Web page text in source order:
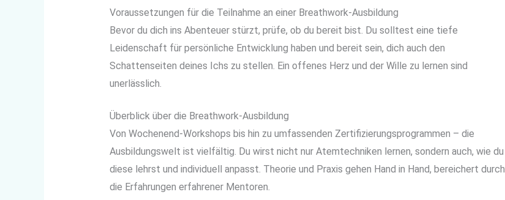
Voraussetzungen für die Teilnahme an einer Breathwork-Ausbildung
Bevor du dich ins Abenteuer stürzt, prüfe, ob du bereit bist. Du solltest eine tiefe
Leidenschaft für persönliche Entwicklung haben und bereit sein, dich auch den
Schattenseiten deines Ichs zu stellen. Ein offenes Herz und der Wille zu lernen sind
unerlässlich.
Überblick über die Breathwork-Ausbildung
Von Wochenend-Workshops bis hin zu umfassenden Zertifizierungsprogrammen – die
Ausbildungswelt ist vielfältig. Du wirst nicht nur Atemtechniken lernen, sondern auch, wie du
diese lehrst und individuell anpasst. Theorie und Praxis gehen Hand in Hand, bereichert durch
die Erfahrungen erfahrener Mentoren.